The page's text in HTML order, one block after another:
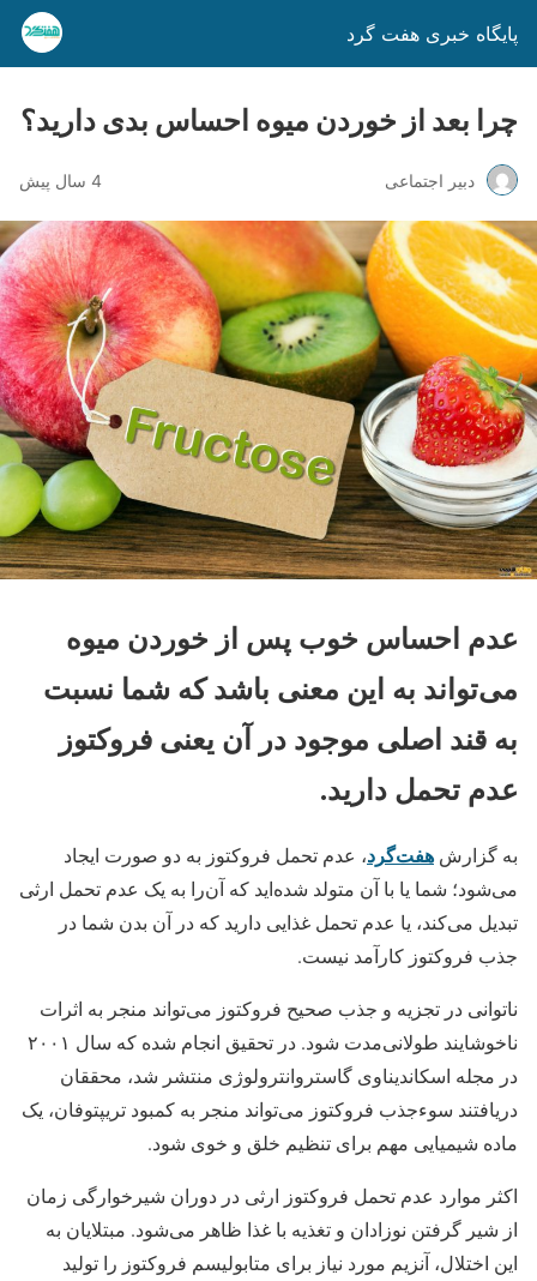
پایگاه خبری هفت گرد
چرا بعد از خوردن میوه احساس بدی دارید؟
دبیر اجتماعی 4 سال پیش
عدم احساس خوب پس از خوردن میوه
می‌تواند به این معنی باشد که شما نسبت
به قند اصلی موجود در آن یعنی فروکتوز
عدم تحمل دارید.
به گزارش هفت‌گرد، عدم تحمل فروکتوز به دو صورت ایجاد
می‌شود؛ شما یا با آن متولد شده‌اید که آن‌را به یک عدم تحمل ارثی
تبدیل می‌کند، یا عدم تحمل غذایی دارید که در آن بدن شما در
جذب فروکتوز کارآمد نیست.
ناتوانی در تجزیه و جذب صحیح فروکتوز می‌تواند منجر به اثرات
ناخوشایند طولانی‌مدت شود. در تحقیق انجام شده که سال ۲۰۰۱
در مجله اسکاندیناوی گاستروانترولوژی منتشر شد، محققان
دریافتند سوءجذب فروکتوز می‌تواند منجر به کمبود تریپتوفان، یک
ماده شیمیایی مهم برای تنظیم خلق و خوی شود.
اکثر موارد عدم تحمل فروکتوز ارثی در دوران شیرخوارگی زمان
از شیر گرفتن نوزادان و تغذیه با غذا ظاهر می‌شود. مبتلایان به
این اختلال، آنزیم مورد نیاز برای متابولیسم فروکتوز را تولید